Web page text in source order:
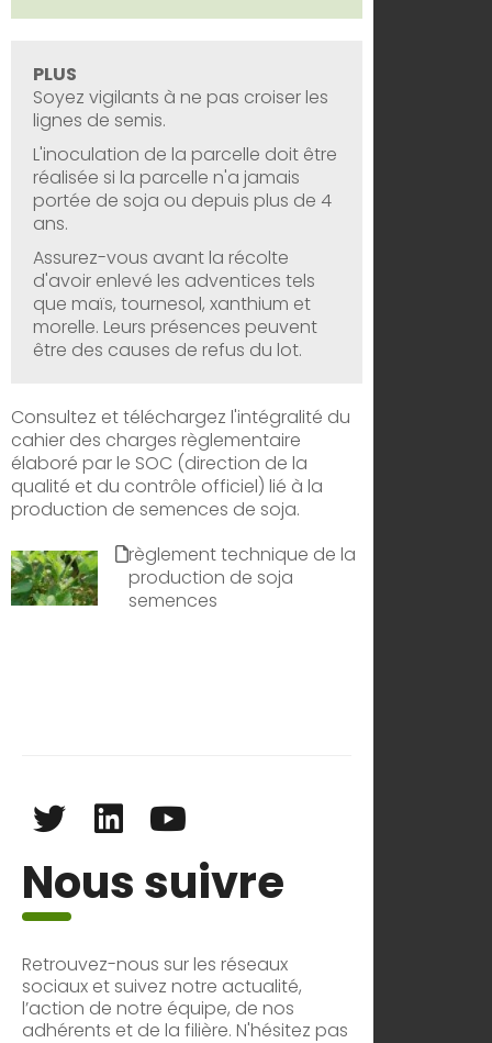
PLUS
Soyez vigilants à ne pas croiser les
lignes de semis.
L'inoculation de la parcelle doit être
réalisée si la parcelle n'a jamais
portée de soja ou depuis plus de 4
ans.
Assurez-vous avant la récolte
d'avoir enlevé les adventices tels
que maïs, tournesol, xanthium et
morelle. Leurs présences peuvent
être des causes de refus du lot.
Consultez et téléchargez l'intégralité du
cahier des charges règlementaire
élaboré par le SOC (direction de la
qualité et du contrôle officiel) lié à la
production de semences de soja.
règlement technique de la
production de soja
semences
Nous suivre
Retrouvez-nous sur les réseaux
sociaux et suivez notre actualité,
l’action de notre équipe, de nos
adhérents et de la filière. N'hésitez pas